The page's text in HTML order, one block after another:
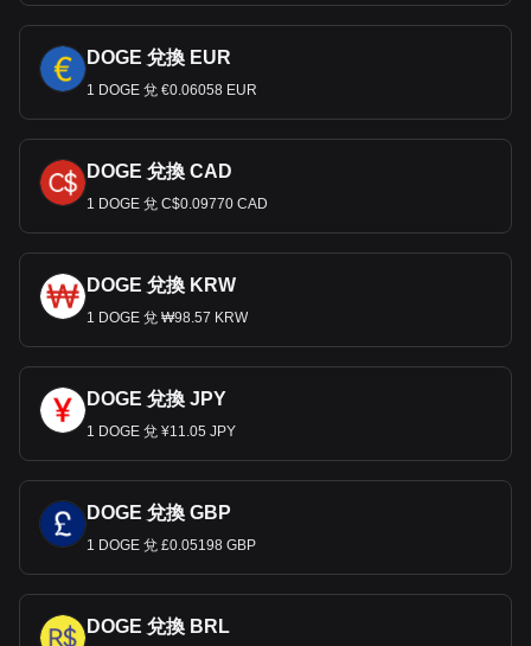
DOGE 兌換 EUR
1 DOGE 兌 €0.06058 EUR
DOGE 兌換 CAD
1 DOGE 兌 C$0.09770 CAD
DOGE 兌換 KRW
1 DOGE 兌 ₩98.57 KRW
DOGE 兌換 JPY
1 DOGE 兌 ¥11.05 JPY
DOGE 兌換 GBP
1 DOGE 兌 £0.05198 GBP
DOGE 兌換 BRL